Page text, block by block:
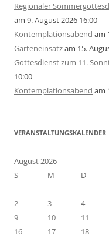
Regionaler
am 9. August 2026 16:00
Kontemplationsabend am
Garteneinsatzam 15.
Gottesdienst zum 11.
10:00
Kontemplationsabend am
VERANSTALTUNGSKALENDER
August 2026
S
M D
2
3 4
9
10 11
16
17 18